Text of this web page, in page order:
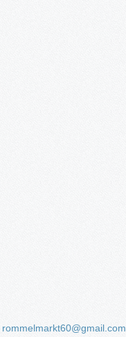
rommelmarkt60@gmail.com